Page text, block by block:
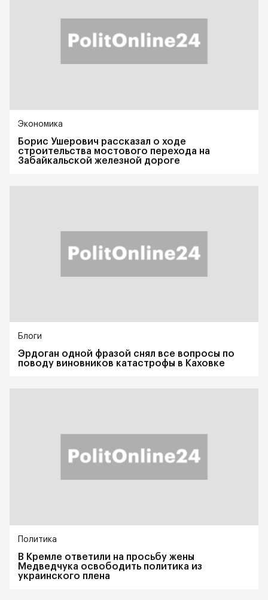
Экономика
Борис Ушерович рассказал о ходе
строительства мостового перехода на
Забайкальской железной дороге
Блоги
Эрдоган одной фразой снял все вопросы по
поводу виновников катастрофы в Каховке
Политика
В Кремле ответили на просьбу жены
Медведчука освободить политика из
украинского плена